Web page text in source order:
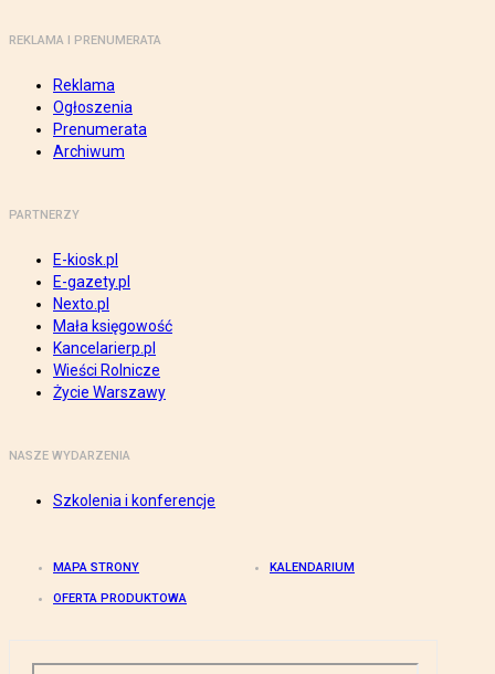
REKLAMA I PRENUMERATA
Reklama
Ogłoszenia
Prenumerata
Archiwum
PARTNERZY
E-kiosk.pl
E-gazety.pl
Nexto.pl
Mała księgowość
Kancelarierp.pl
Wieści Rolnicze
Życie Warszawy
NASZE WYDARZENIA
Szkolenia i konferencje
MAPA STRONY KALENDARIUM
OFERTA PRODUKTOWA